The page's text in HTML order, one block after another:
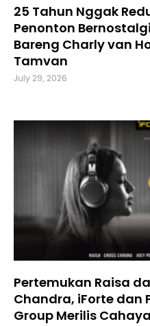
25 Tahun Nggak
Penonton
Bareng Charly van
Tamvan
July 29, 2026
Pertemukan Raisa
Chandra, iForte dan
Group Merilis